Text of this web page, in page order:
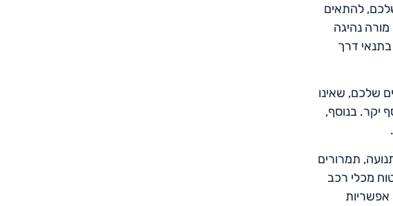
להתאים
נהיגה
דרך
שלכם, שאינו
יקר. בנוסף,
תמרורים
מכלי רכב
אפשריות